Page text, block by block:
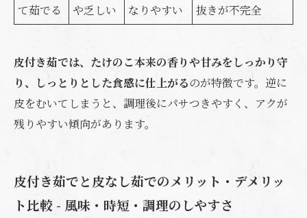
て茹でる
や乏しい
なりやすい
抜きが不完全
皮付き茹では、たけのこ本来の香りや甘みをしっかり守
り、しっとりとした食感に仕上がるのが特徴です。逆に
皮をむいてしまうと、調理後にパサつきやすく、アクが
残りやすい傾向があります。
皮付き茹でと皮なし茹でのメリット・デメリッ
ト比較 - 風味・時短・調理のしやすさ